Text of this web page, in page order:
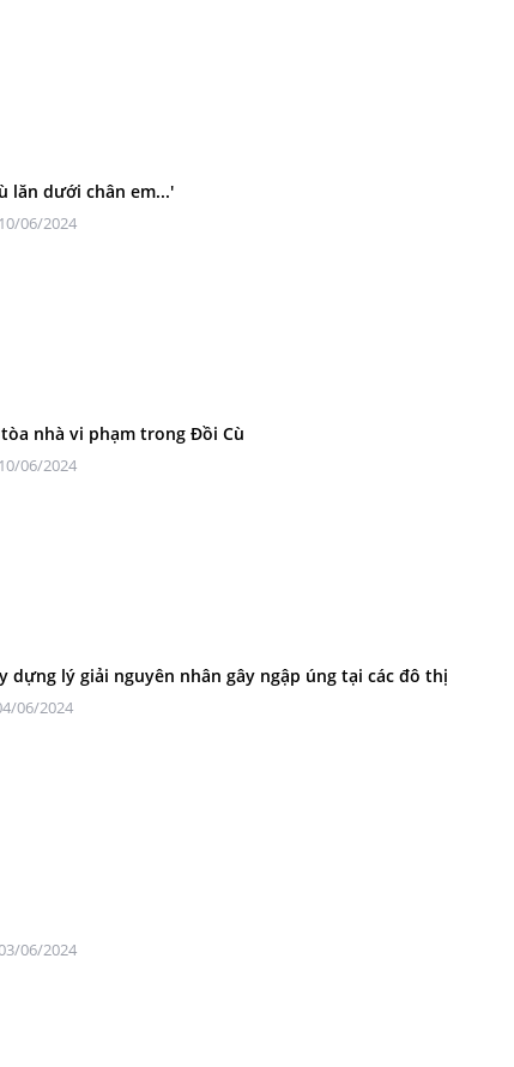
lăn dưới chân em...'
06/2024
nhà vi phạm trong Đồi Cù
06/2024
dựng lý giải nguyên nhân gây ngập úng tại các đô thị
06/2024
06/2024